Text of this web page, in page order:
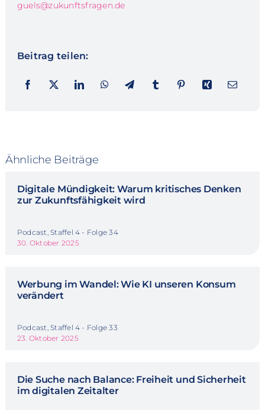
guels@zukunftsfragen.de
Beitrag teilen:
Ähnliche Beiträge
Digitale Mündigkeit: Warum kritisches Denken
zur Zukunftsfähigkeit wird
Podcast, Staffel 4 - Folge 34
30. Oktober 2025
Werbung im Wandel: Wie KI unseren Konsum
verändert
Podcast, Staffel 4 - Folge 33
23. Oktober 2025
Die Suche nach Balance: Freiheit und Sicherheit
im digitalen Zeitalter